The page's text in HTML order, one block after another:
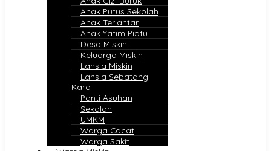
Anak Putus Sekolah
Anak Terlantar
Anak Yatim Piatu
Desa Miskin
Keluarga Miskin
Lansia Miskin
Lansia Sebatang
Kara
Panti Asuhan
Sekolah
UMKM
Warga Cacat
Warga Sakit